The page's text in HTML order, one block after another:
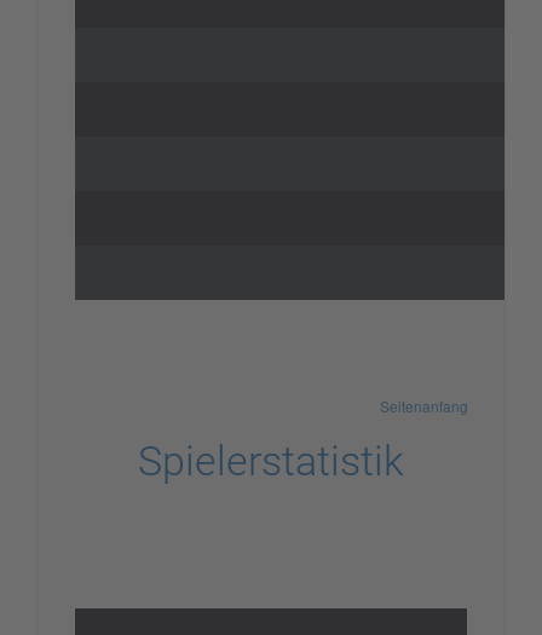
Seitenanfang
Spielerstatistik